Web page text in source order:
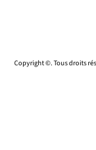
Copyright ©. Tous droits